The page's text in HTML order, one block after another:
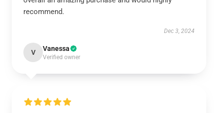
recommend.
Dec 3, 2024
V Vanessa
Verified owner